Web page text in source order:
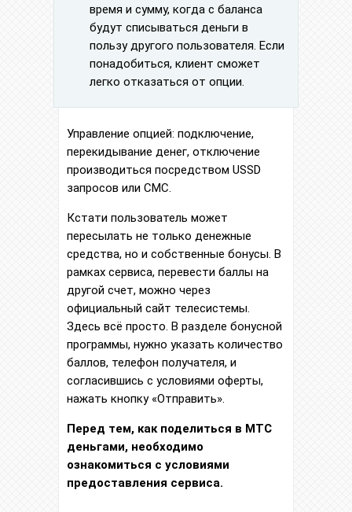
время и сумму, когда с баланса
будут списываться деньги в
пользу другого пользователя. Если
понадобиться, клиент сможет
легко отказаться от опции.
Управление опцией: подключение,
перекидывание денег, отключение
производиться посредством USSD
запросов или СМС.
Кстати пользователь может
пересылать не только денежные
средства, но и собственные бонусы. В
рамках сервиса, перевести баллы на
другой счет, можно через
официальный сайт телесистемы.
Здесь всё просто. В разделе бонусной
программы, нужно указать количество
баллов, телефон получателя, и
согласившись с условиями оферты,
нажать кнопку «Отправить».
Перед тем, как поделиться в МТС
деньгами, необходимо
ознакомиться с условиями
предоставления сервиса.